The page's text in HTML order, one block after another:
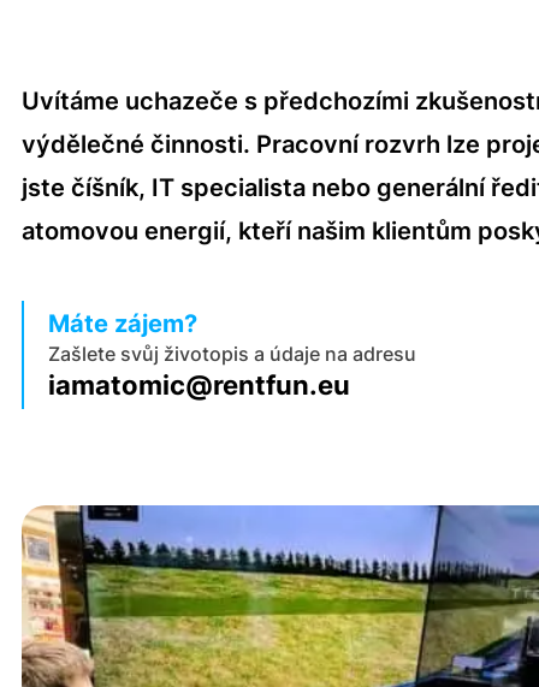
Uvítáme uchazeče s předchozími
výdělečné činnosti. Pracovní rozvrh lze
jste číšník, IT specialista nebo generální
atomovou energií, kteří našim klientům
Máte zájem?
Zašlete svůj životopis a údaje na adresu
iamatomic@rentfun.eu